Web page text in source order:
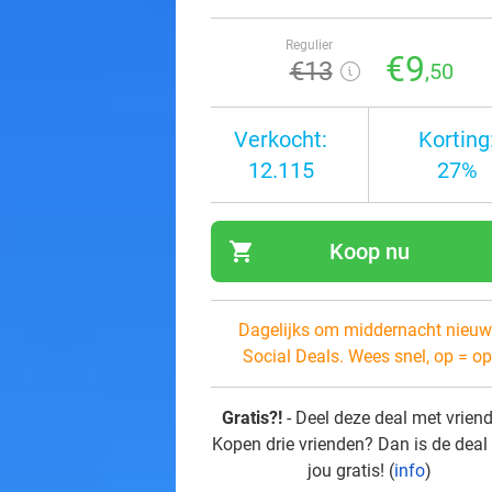
Regulier
€13 €9,50
Verkocht:
12.115
27%
shopping_cart Koop nu
Dagelijks om middernacht
Social Deals. Wees snel, op =
Gratis?! - Deel deze deal met
Kopen drie vrienden? Dan is de
jou gratis! (info)